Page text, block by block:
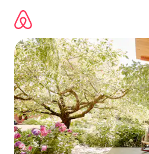
contenido